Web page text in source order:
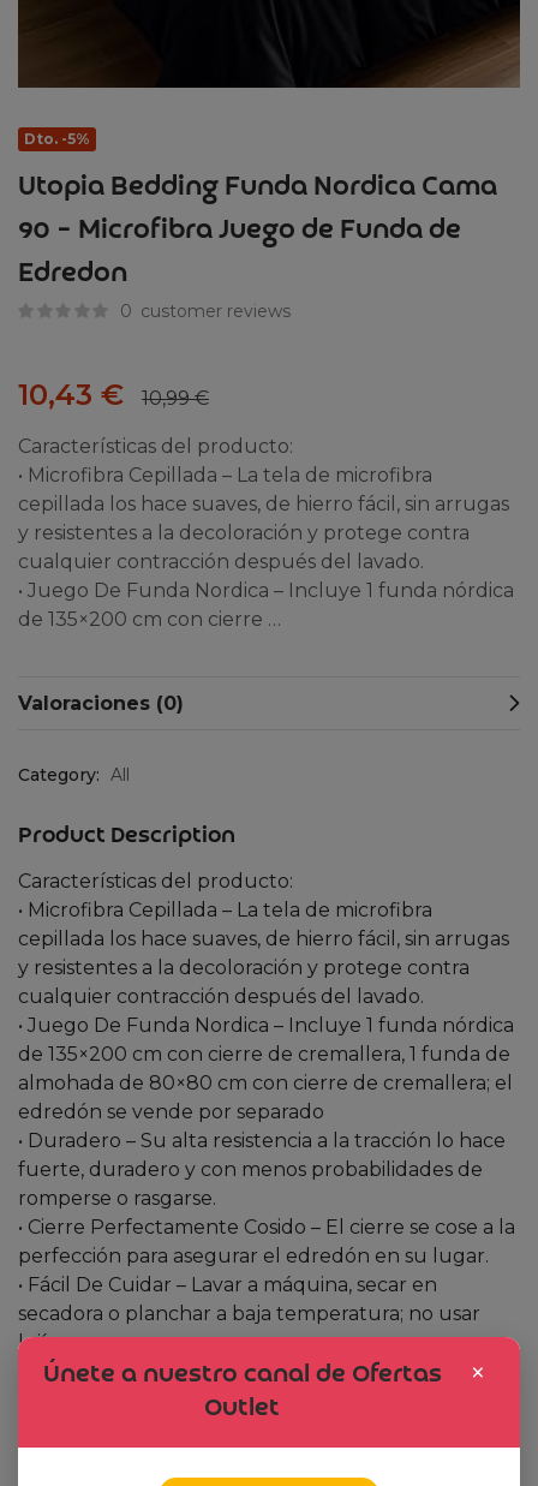
Utopia Bedding Funda Nordica Cama
90 – Microfibra Juego de Funda de
Edredon
Dto. -5%
0 customer reviews
10,43 € 10,99€
Características del producto:
• Microfibra Cepillada – La tela de microfibra
cepillada los hace suaves, de hierro fácil, sin arrugas
y resistentes a la decoloración y protege contra
cualquier contracción después del lavado.
• Juego De Funda Nordica – Incluye 1 funda nórdica
de 135×200 cm con cierre …
Valoraciones (0)
Category: All
Product Description
Características del producto:
• Microfibra Cepillada – La tela de microfibra
cepillada los hace suaves, de hierro fácil, sin arrugas
y resistentes a la decoloración y protege contra
cualquier contracción después del lavado.
• Juego De Funda Nordica – Incluye 1 funda nórdica
de 135×200 cm con cierre de cremallera, 1 funda de
almohada de 80×80 cm con cierre de cremallera; el
edredón se vende por separado
• Duradero – Su alta resistencia a la tracción lo hace
fuerte, duradero y con menos probabilidades de
romperse o rasgarse.
• Cierre Perfectamente Cosido – El cierre se cose a la
perfección para asegurar el edredón en su lugar.
• Fácil De Cuidar – Lavar a máquina, secar en
secadora o planchar a baja temperatura; no usar
lejía.
Related products
×
Únete a nuestro canal de Ofertas
Outlet